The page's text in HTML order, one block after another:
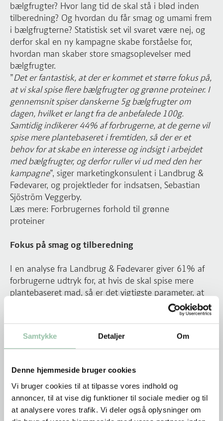
Samtykke Detaljer Om
Denne hjemmeside bruger cookies
Vi bruger cookies til at tilpasse vores indhold og
annoncer, til at vise dig funktioner til sociale medier og til
at analysere vores trafik. Vi deler også oplysninger om
bælgfrugter? Hvor lang tid de skal stå i blød inden
tilberedning? Og hvordan du får smag og umami frem
i bælgfrugterne? Statistisk set vil svaret være nej, og
derfor skal en ny kampagne skabe forståelse for,
hvordan man skaber store smagsoplevelser med
bælgfrugter.
”Det er fantastisk, at der er kommet et større fokus på,
at vi skal spise flere bælgfrugter og grønne proteiner. I
gennemsnit spiser danskerne 5g bælgfrugter om
dagen, hvilket er langt fra de anbefalede 100g.
Samtidig indikerer 44% af forbrugerne, at de gerne vil
spise mere plantebaseret i fremtiden, så der er et
behov for at skabe en interesse og indsigt i arbejdet
med bælgfrugter, og derfor ruller vi ud med den her
kampagne”, siger marketingkonsulent i Landbrug &
Fødevarer, og projektleder for indsatsen, Sebastian
Sjöström Veggerby.
Læs mere: Forbrugernes forhold til grønne
proteiner
Fokus på smag og tilberedning
I en analyse fra Landbrug & Fødevarer giver 61% af
forbrugerne udtryk for, at hvis de skal spise mere
plantebaseret mad, så er det vigtigste parameter, at
maden skal smage godt. Samme analyse viser også, at
forbrugerne ønsker, at det skal være nemt at lave
tilberedningsmetoder synliggøres.
”Kampagnen skal skabe en interesse hos folk, der
Forbrugerne skal have forståelse for, hvordan de får
smag frem i bælgfrugter, og derfor skal der først og
fremmest skabes en interesse og forståelse for,
hvordan bælgfrugter håndteres ”, siger Sebastian